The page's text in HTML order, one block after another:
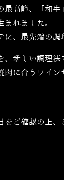
高峰、「和牛
れました。
、最先端の調
新しい調理法
に合うワイン
ご確認の上、